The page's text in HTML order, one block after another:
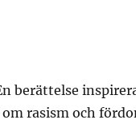
berättelse
rasism och